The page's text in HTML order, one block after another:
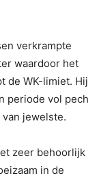
verkrampte
waardoor het
de WK-limiet. Hij
periode vol pech
jewelste.
zeer behoorlijk
in de